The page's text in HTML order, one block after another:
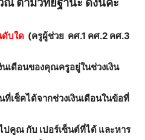
ณ ตามวิทยฐานะ ดังนี้ค่ะ
ดับใด (ครูผู้ช่วย คศ.1 คศ.2 คศ.3
นเดือนของคุณครูอยู่ในช่วงเงิน
เช็คได้จากช่วงเงินเดือนในข้อที่
ปคูณ กับ เปอร์เซ็นต์ที่ได้ และหาร